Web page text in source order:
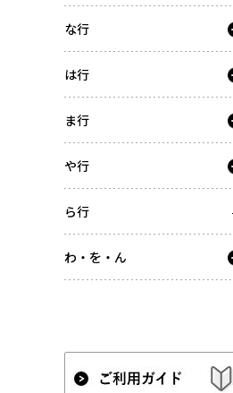
な行
は行
ま行
や行
ら行
わ・を・ん